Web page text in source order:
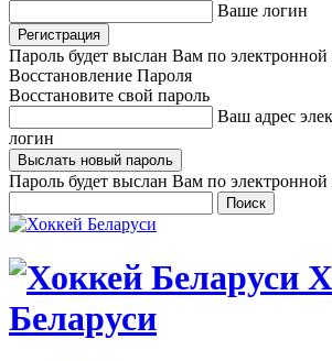
Ваше логин
Пароль будет выслан Вам по электронной
Восстановление Пароля
Восстановите свой пароль
Ваш адрес
логин
Пароль будет выслан Вам по электронной
Беларуси